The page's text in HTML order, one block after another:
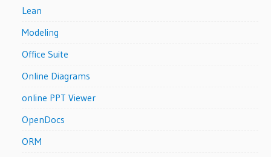
Lean
Modeling
Office Suite
Online Diagrams
online PPT Viewer
OpenDocs
ORM